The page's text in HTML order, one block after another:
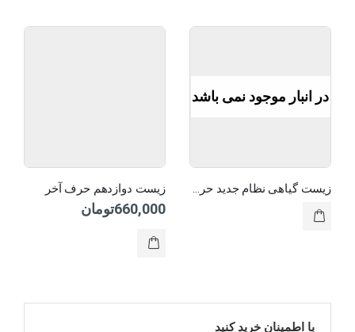
در انبار موجود نمی باشد
زیست دوازدهم حرف آخر
660,000تومان
با اطمینان خرید کنید